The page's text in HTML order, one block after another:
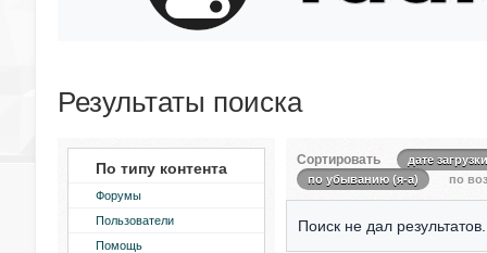
Результаты поиска
По типу контента
Форумы
Пользователи
Помощь
Сортировать
дате загрузки
по убыванию (я-а)
по
Поиск не дал результатов.